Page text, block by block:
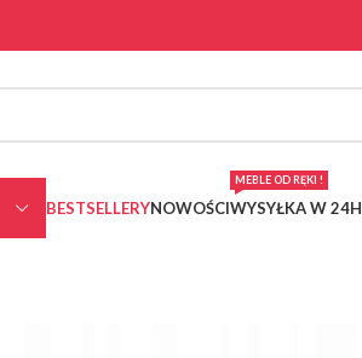
BESTSELLERYNOWOŚCIWYSYŁKA W 24H
MEBLE OD RĘKI !